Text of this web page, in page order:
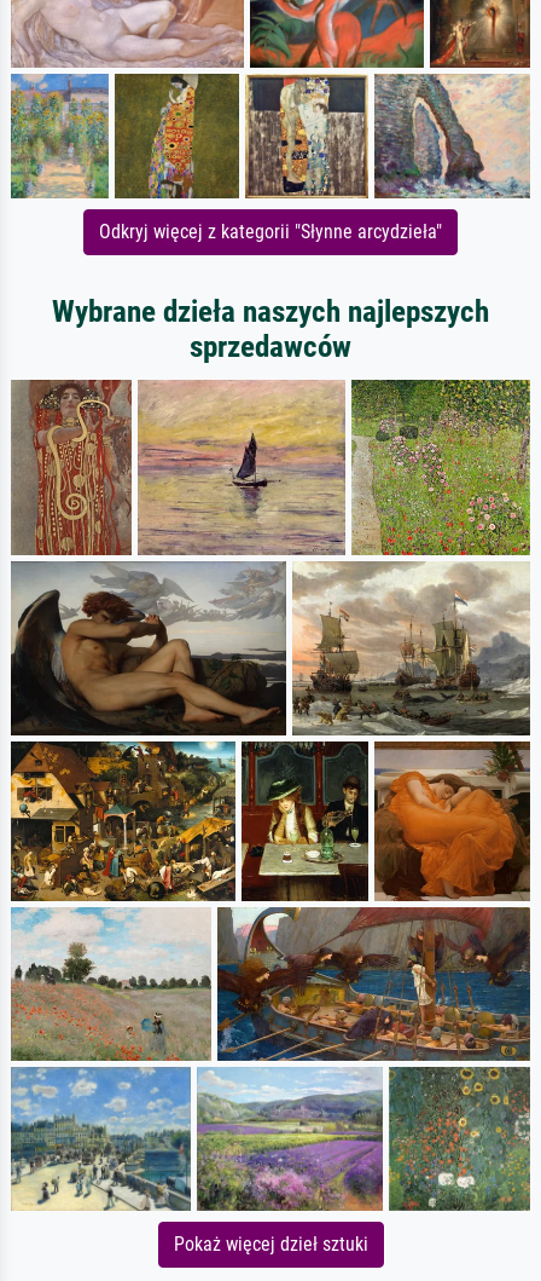
Odkryj więcej z kategorii "Słynne arcydzieła"
Wybrane dzieła naszych najlepszych
sprzedawców
Pokaż więcej dzieł sztuki